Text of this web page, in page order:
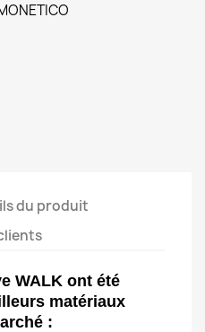
du produit
WALK ont été
matériaux
: